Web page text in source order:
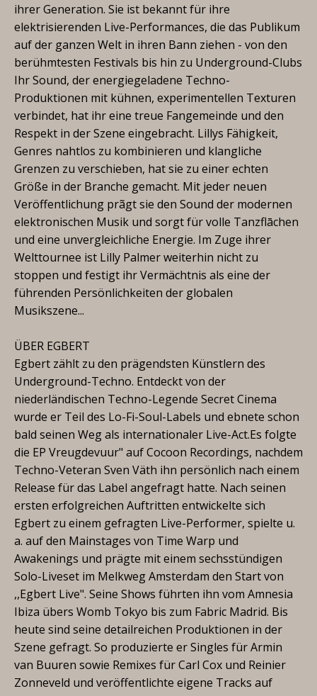
ihrer Generation. Sie ist bekannt für ihre
elektrisierenden Live-Performances, die das Publikum
auf der ganzen Welt in ihren Bann ziehen - von den
berühmtesten Festivals bis hin zu Underground-Clubs
Ihr Sound, der energiegeladene Techno-
Produktionen mit kühnen, experimentellen Texturen
verbindet, hat ihr eine treue Fangemeinde und den
Respekt in der Szene eingebracht. Lillys Fähigkeit,
Genres nahtlos zu kombinieren und klangliche
Grenzen zu verschieben, hat sie zu einer echten
Größe in der Branche gemacht. Mit jeder neuen
Veröffentlichung prãgt sie den Sound der modernen
elektronischen Musik und sorgt für volle Tanzflāchen
und eine unvergleichliche Energie. Im Zuge ihrer
Welttournee ist Lilly Palmer weiterhin nicht zu
stoppen und festigt ihr Vermächtnis als eine der
führenden Persönlichkeiten der globalen
Musikszene...
ÜBER EGBERT
Egbert zählt zu den prägendsten Künstlern des
Underground-Techno. Entdeckt von der
niederländischen Techno-Legende Secret Cinema
wurde er Teil des Lo-Fi-Soul-Labels und ebnete schon
bald seinen Weg als internationaler Live-Act.Es folgte
die EP Vreugdevuur" auf Cocoon Recordings, nachdem
Techno-Veteran Sven Väth ihn persönlich nach einem
Release für das Label angefragt hatte. Nach seinen
ersten erfolgreichen Auftritten entwickelte sich
Egbert zu einem gefragten Live-Performer, spielte u.
a. auf den Mainstages von Time Warp und
Awakenings und prägte mit einem sechsstündigen
Solo-Liveset im Melkweg Amsterdam den Start von
,,Egbert Live". Seine Shows führten ihn vom Amnesia
Ibiza übers Womb Tokyo bis zum Fabric Madrid. Bis
heute sind seine detailreichen Produktionen in der
Szene gefragt. So produzierte er Singles für Armin
van Buuren sowie Remixes für Carl Cox und Reinier
Zonneveld und veröffentlichte eigene Tracks auf